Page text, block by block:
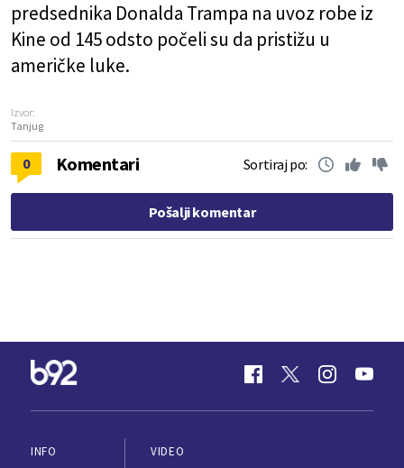
predsednika Donalda Trampa na uvoz robe iz
Kine od 145 odsto počeli su da pristižu u
američke luke.
Izvor:
Tanjug
0 Komentari Sortiraj po:
Pošalji komentar
INFO
VIDEO